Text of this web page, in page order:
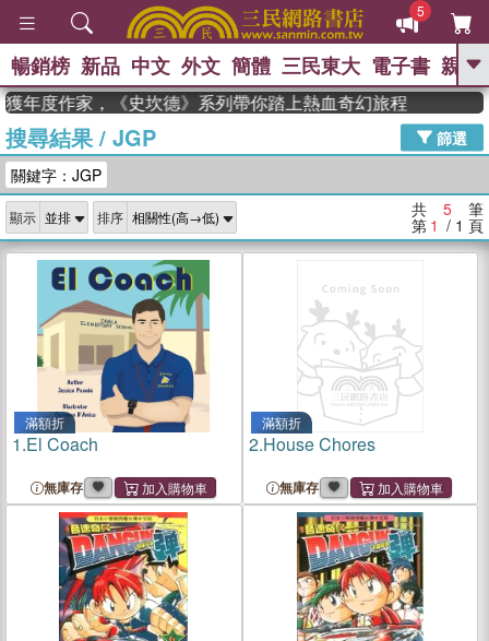
5
GO
高希均教授回憶錄
、 The Odyssey 、 父親節 、 如果歷
獎 臺灣漫遊錄 、 方念華 、 台灣的李
登輝時代
數學女孩：黎曼猜想 、
偉大的迷走神經
暢銷榜 新品 中文 外文 簡體 三民東大 電子書 親子
年度作家，《史坎德》系列帶你踏上熱血奇幻旅程
搜尋結果/ JGP
篩選
關鍵字：JGP
顯示 排序 共 5 筆
第 1 / 1 頁
滿額折
1.El Coach
無庫存
滿額折
2.House Chores
無庫存